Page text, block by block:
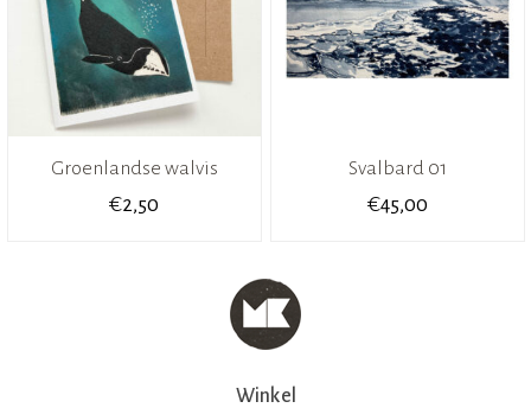
Groenlandse walvis
€2,50
Svalbard 01
€45,00
Winkel